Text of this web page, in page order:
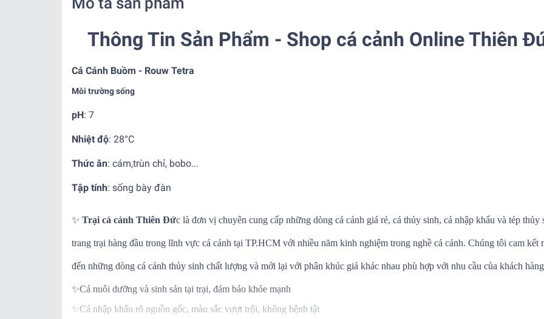
Thông Tin Sản Phẩm - Shop cá cảnh Online Thiên
Cá Cánh Buồm - Rouw Tetra
Môi trường sống
pH: 7
Nhiệt độ: 28°C
Thức ăn: cám,trùn chỉ, bobo...
Tập tính: sống bày đàn
✨ Trại cá cảnh Thiên Đức là đơn vị chuyên cung cấp những dòng cá cảnh giá rẻ, cá thủy sinh, cá nhập khẩu và tép thủy
trang trại hàng đầu trong lĩnh vực cá cảnh tại TP.HCM với nhiều năm kinh nghiệm trong nghề cá cảnh. Chúng tôi cam kết
đến những dòng cá cảnh thủy sinh chất lượng và mới lại với phân khúc giá khác nhau phù hợp với nhu cầu của khách hàng
✨Cá nuôi dưỡng và sinh sản tại trại, đảm bảo khỏe mạnh
✨Cá nhập khẩu rõ nguồn gốc, màu sắc vượt trội, không bệnh tật